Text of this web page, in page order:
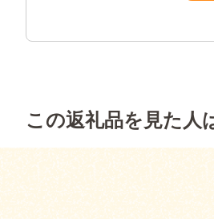
この返礼品を見た人